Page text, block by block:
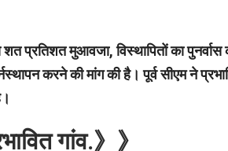
शत प्रतिशत मुआवजा, विस्थापितों का
करने की मांग की है। पूर्व सीएम ने
गांव.》》